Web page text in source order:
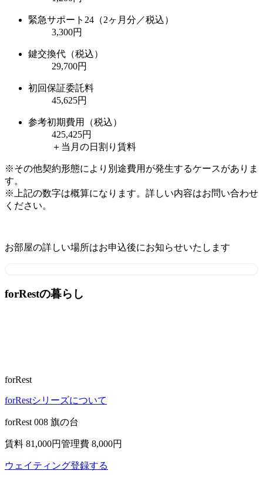
緊急サポート24（2ヶ月分／税込）
3,300円
鍵交換代（税込）
29,700円
初回保証委託料
45,625円
参考初期費用（税込）
425,425円
＋当月の日割り賃料
※その他契約形態により別途費用が発生するケースがありま
す。
※上記の数字は概算になります。詳しい内容はお問い合わせ
ください。
お部屋の詳しい場所はお申込後にお知らせいたします
forRestの暮らし
forRest
forRestシリーズについて
forRest 008 旗の台
賃料 81,000円管理費 8,000円
ウェイティング登録する